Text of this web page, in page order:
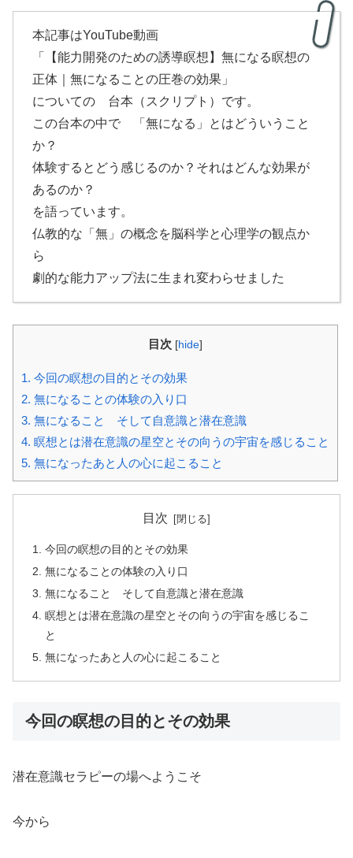
本記事はYouTube動画
「【能力開発のための誘導瞑想】無になる瞑想の
正体｜無になることの圧巻の効果」
についての 台本（スクリプト）です。
この台本の中で 「無になる」とはどういうこと
か？
体験するとどう感じるのか？それはどんな効果が
あるのか？
を語っています。
仏教的な「無」の概念を脳科学と心理学の観点か
ら
劇的な能力アップ法に生まれ変わらせました
目次 [hide]
1. 今回の瞑想の目的とその効果
2. 無になることの体験の入り口
3. 無になること そして自意識と潜在意識
4. 瞑想とは潜在意識の星空とその向うの宇宙を感じること
5. 無になったあと人の心に起こること
目次
今回の瞑想の目的とその効果
無になることの体験の入り口
無になること そして自意識と潜在意識
瞑想とは潜在意識の星空とその向うの宇宙を感じるこ
と
無になったあと人の心に起こること
今回の瞑想の目的とその効果
潜在意識セラピーの場へようこそ
今から